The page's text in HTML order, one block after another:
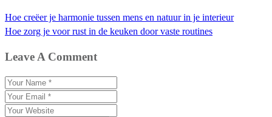
Hoe creëer je harmonie tussen mens en natuur in je interieur
Hoe zorg je voor rust in de keuken door vaste routines
Leave A Comment